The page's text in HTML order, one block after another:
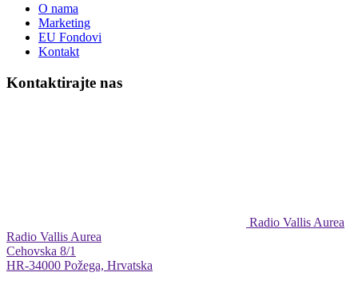
O nama
Marketing
EU Fondovi
Kontakt
Kontaktirajte nas
Radio Vallis Aurea
Radio Vallis Aurea
Cehovska 8/1
HR-34000 Požega, Hrvatska